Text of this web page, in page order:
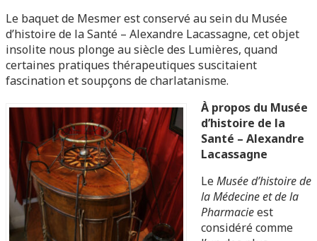
Le baquet de Mesmer est conservé au sein du Musée
d’histoire de la Santé – Alexandre Lacassagne, cet objet
insolite nous plonge au siècle des Lumières, quand
certaines pratiques thérapeutiques suscitaient
fascination et soupçons de charlatanisme.
À propos du Musée
d’histoire de la
Santé – Alexandre
Lacassagne
LeMusée d’histoire de
la Médecine et de la
Pharmacieest
considéré comme